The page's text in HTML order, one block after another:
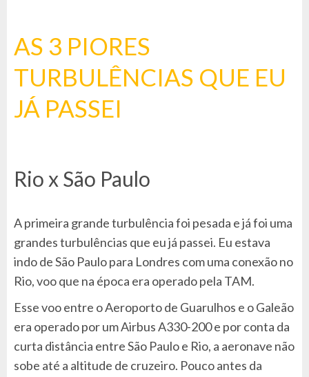
AS 3 PIORES
TURBULÊNCIAS QUE EU
JÁ PASSEI
Rio x São Paulo
A primeira grande turbulência foi pesada e já foi uma
grandes turbulências que eu já passei. Eu estava
indo de São Paulo para Londres com uma conexão no
Rio, voo que na época era operado pela TAM.
Esse voo entre o Aeroporto de Guarulhos e o Galeão
era operado por um Airbus A330-200 e por conta da
curta distância entre São Paulo e Rio, a aeronave não
sobe até a altitude de cruzeiro. Pouco antes da